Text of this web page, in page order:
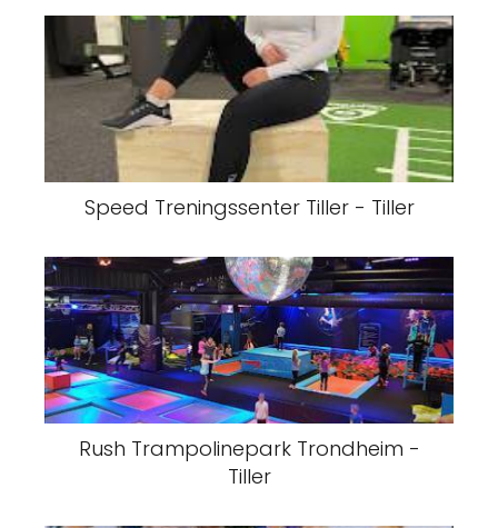
Speed Treningssenter Tiller - Tiller
Rush Trampolinepark Trondheim -
Tiller